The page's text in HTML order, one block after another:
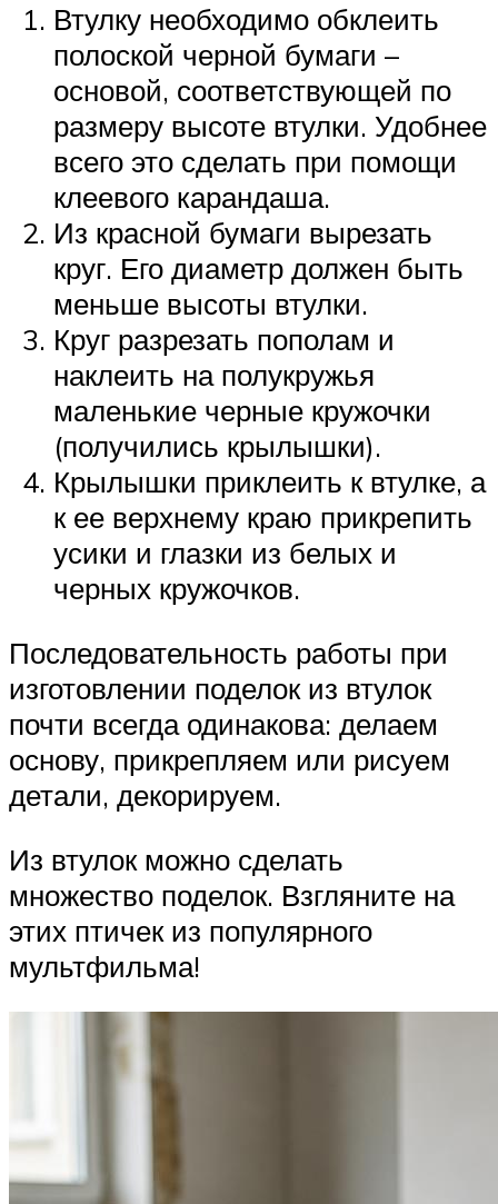
Втулку необходимо обклеить
полоской черной бумаги –
основой, соответствующей по
размеру высоте втулки. Удобнее
всего это сделать при помощи
клеевого карандаша.
Из красной бумаги вырезать
круг. Его диаметр должен быть
меньше высоты втулки.
Круг разрезать пополам и
наклеить на полукружья
маленькие черные кружочки
(получились крылышки).
Крылышки приклеить к втулке, а
к ее верхнему краю прикрепить
усики и глазки из белых и
черных кружочков.
Последовательность работы при
изготовлении поделок из втулок
почти всегда одинакова: делаем
основу, прикрепляем или рисуем
детали, декорируем.
Из втулок можно сделать
множество поделок. Взгляните на
этих птичек из популярного
мультфильма!